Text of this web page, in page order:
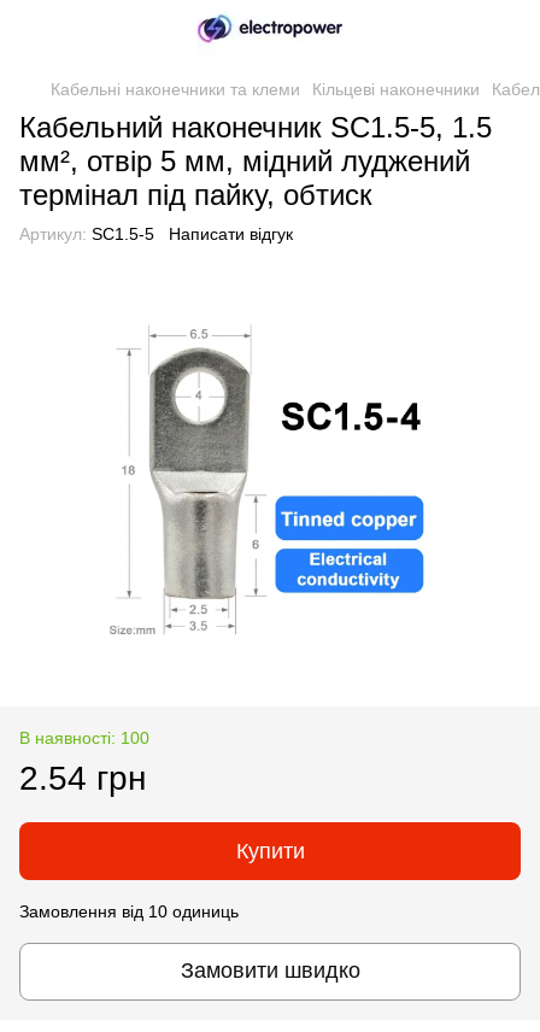
Кабельні наконечники та клеми Кільцеві наконечники
Кабельний наконечник SC1.5-5, 1.5
мм², отвір 5 мм, мідний луджений
термінал під пайку, обтиск
Артикул: SC1.5-5 Написати відгук
В наявності: 100
2.54 грн
Купити
Замовлення від 10 одиниць
Замовити швидко